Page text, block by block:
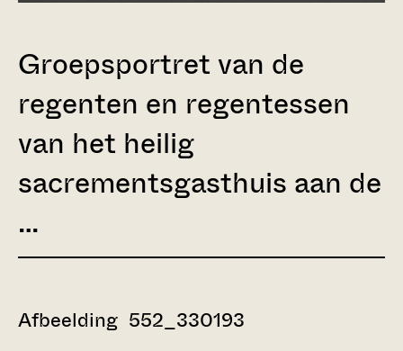
Groepsportret van de
regenten en regentessen
van het heilig
sacrementsgasthuis aan de
…
Afbeelding 552_330193